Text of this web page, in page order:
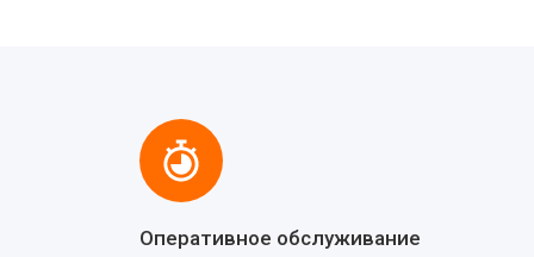
Оперативное обслуживание